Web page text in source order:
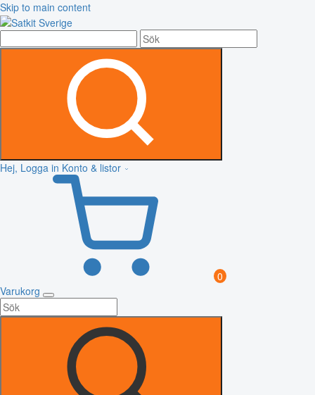
Skip to main content
Hej, Logga in Konto & listor
0
Varukorg